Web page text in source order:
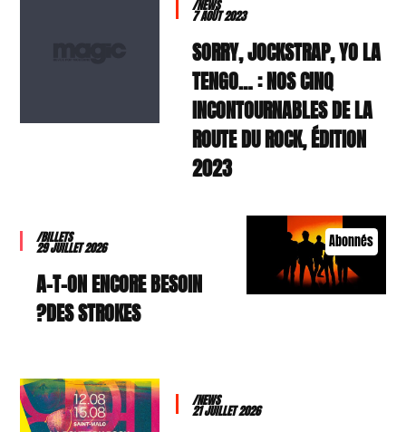
/NEWS
7 AOÛT 2023
SORRY, JOCKSTRAP, YO LA
TENGO… : NOS CINQ
INCONTOURNABLES DE LA
ROUTE DU ROCK, ÉDITION
2023
Abonnés
/BILLETS
29 JUILLET 2026
A-T-ON ENCORE BESOIN
DES STROKES?
/NEWS
21 JUILLET 2026